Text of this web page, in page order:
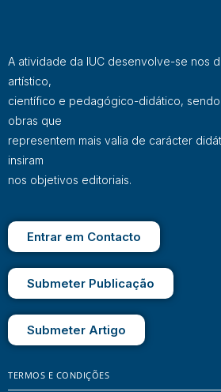
A atividade da IUC desenvolve-se nos
artístico,
científico e pedagógico-didático,
obras que
representem mais valia de carácter
insiram
nos objetivos editoriais.
Entrar em Contacto
Submeter Publicação
Submeter Artigo
TERMOS E CONDIÇÕES